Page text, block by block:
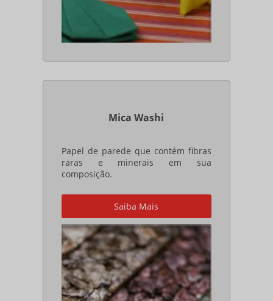
Mica Washi
Papel de parede que contém fibras
raras e minerais em sua
composição.
Saiba Mais